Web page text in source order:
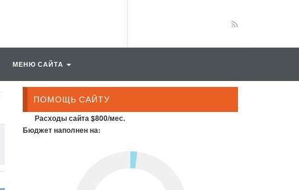
МЕНЮ САЙТА
ПОМОЩЬ САЙТУ
Расходы сайта $800/мес.
Бюджет наполнен на: